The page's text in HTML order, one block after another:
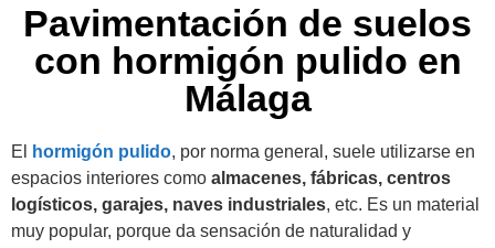
Pavimentación de suelos
con hormigón pulido en
Málaga
El hormigón pulido, por norma general, suele utilizarse en
espacios interiores como almacenes, fábricas, centros
logísticos, garajes, naves industriales, etc. Es un material
muy popular, porque da sensación de naturalidad y